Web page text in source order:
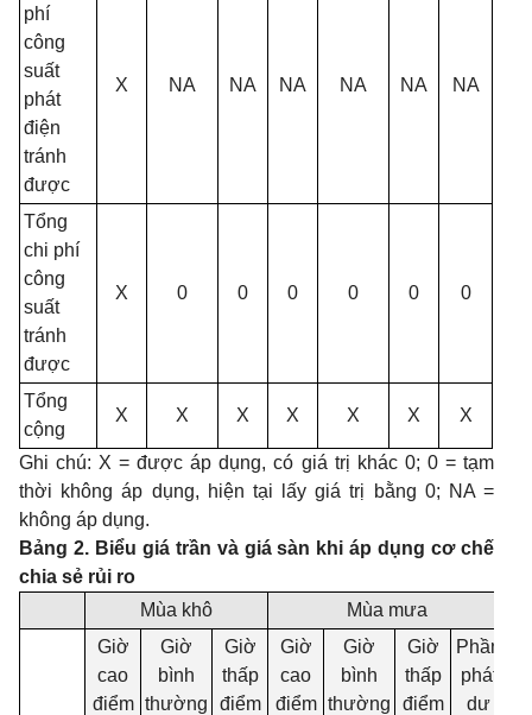
phí
công
suất
phát
điện
tránh
được
X NA NA NA NA NA NA
Tổng
chi phí
công
suất
tránh
được
X 0 0 0 0 0 0
Tổng
cộng
X X X X X X X
Ghi chú: X = được áp dụng, có giá trị khác 0; 0 = tạm
thời không áp dụng, hiện tại lấy giá trị bằng 0; NA =
không áp dụng.
Bảng 2. Biểu giá trần và giá sàn khi áp dụng cơ chế
chia sẻ rủi ro
Mùa khô
Mùa mưa
Giờ
cao
điểm
Giờ
bình
thường
Giờ
thấp
điểm
Giờ
cao
điểm
Giờ
bình
thường
Giờ
thấp
điểm
Phần
phát
dư